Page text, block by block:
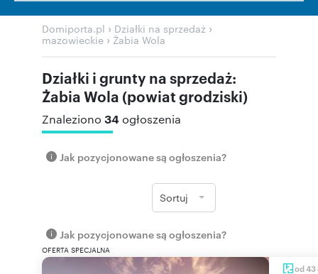
Domiporta.pl › Działki na sprzedaż ›
mazowieckie › Żabia Wola
Działki i grunty na sprzedaż:
Żabia Wola (powiat grodziski)
Znaleziono 34ogłoszenia
Jak pozycjonowane są ogłoszenia?
Sortuj
Jak pozycjonowane są ogłoszenia?
OFERTA SPECJALNA
od 43